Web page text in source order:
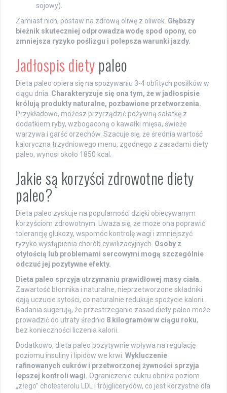
sojowy).
Zamiast nich, postaw na zdrową oliwę z oliwek. Głębszy
bieżnik skuteczniej odprowadza wodę spod opony, co
zmniejsza ryzyko poślizgu i polepsza warunki jazdy.
Jadłospis diety paleo
Dieta paleo opiera się na spożywaniu 3-4 obfitych posiłków w
ciągu dnia. Charakteryzuje się ona tym, że w jadłospisie
królują produkty naturalne, pozbawione przetworzenia.
Przykładowo, możesz przyrządzić pożywną sałatkę z
dodatkiem ryby, wzbogaconą o kawałki mięsa, świeże
warzywa i garść orzechów. Szacuje się, że średnia wartość
kaloryczna trzydniowego menu, zgodnego z zasadami diety
paleo, wynosi około 1850 kcal.
Jakie są korzyści zdrowotne diety
paleo?
Dieta paleo zyskuje na popularności dzięki obiecywanym
korzyściom zdrowotnym. Uważa się, że może ona poprawić
tolerancję glukozy, wspomóc kontrolę wagi i zmniejszyć
ryzyko wystąpienia chorób cywilizacyjnych. Osoby z
otyłością lub problemami sercowymi mogą szczególnie
odczuć jej pozytywne efekty.
Dieta paleo sprzyja utrzymaniu prawidłowej masy ciała.
Zawartość błonnika i naturalne, nieprzetworzone składniki
dają uczucie sytości, co naturalnie redukuje spożycie kalorii.
Badania sugerują, że przestrzeganie zasad diety paleo może
prowadzić do utraty średnio 8 kilogramów w ciągu roku,
bez konieczności liczenia kalorii.
Dodatkowo, dieta paleo pozytywnie wpływa na regulację
poziomu insuliny i lipidów we krwi. Wykluczenie
rafinowanych cukrów i przetworzonej żywności sprzyja
lepszej kontroli wagi. Ograniczenie cukru obniża poziom
„złego” cholesterolu LDL i trójglicerydów, co jest korzystne dla